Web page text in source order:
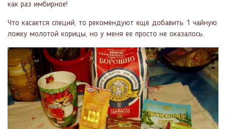
как раз имбирное!
Что касается специй, то рекомендуют еще добавить 1 чайную
ложку молотой корицы, но у меня ее просто не оказалось.